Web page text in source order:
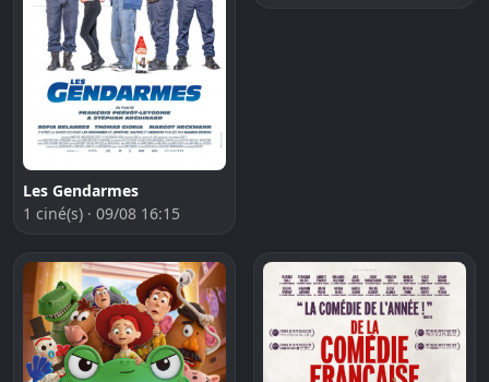
Les Gendarmes
1 ciné(s) · 09/08 16:15